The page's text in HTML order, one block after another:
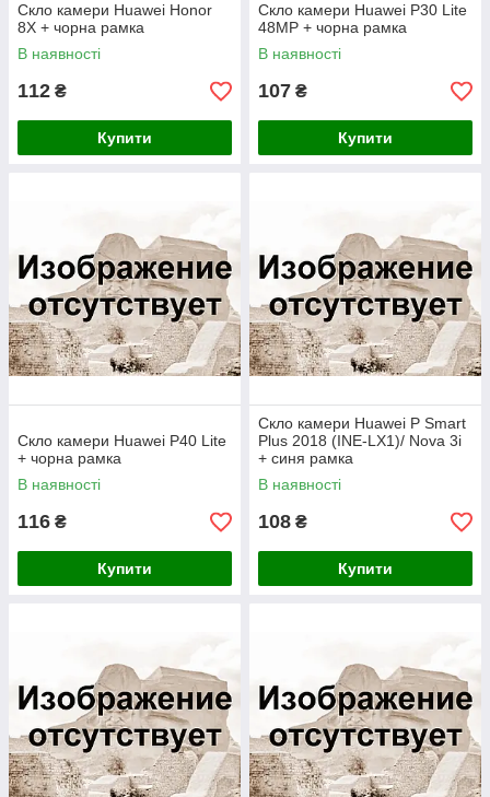
Скло камери Huawei Honor
8X + чорна рамка
В наявності
112 ₴
Купити
Скло камери Huawei P30 Lite
48MP + чорна рамка
В наявності
107 ₴
Купити
Скло камери Huawei P40 Lite
+ чорна рамка
В наявності
116 ₴
Купити
Скло камери Huawei P Smart
Plus 2018 (INE-LX1)/ Nova 3i
+ синя рамка
В наявності
108 ₴
Купити